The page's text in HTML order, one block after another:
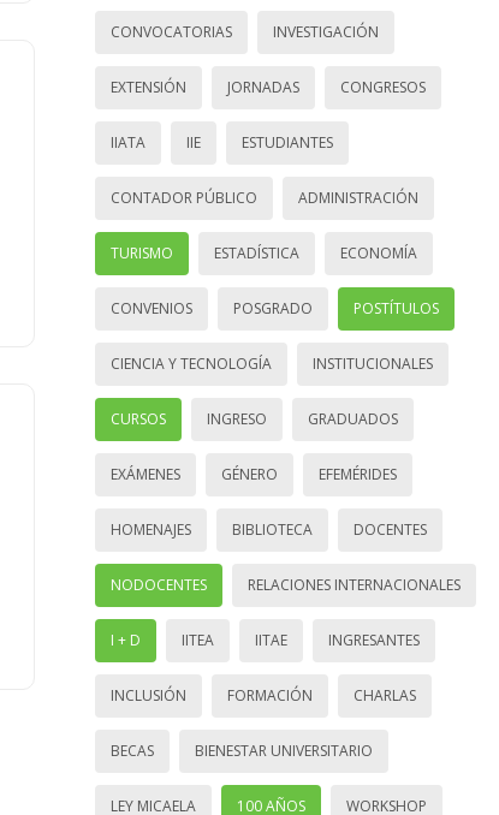
CONVOCATORIAS INVESTIGACIÓN
EXTENSIÓN JORNADAS CONGRESOS
IIATA IIE ESTUDIANTES
CONTADOR PÚBLICO ADMINISTRACIÓN
TURISMO ESTADÍSTICA ECONOMÍA
CONVENIOS POSGRADO POSTÍTULOS
CIENCIA Y TECNOLOGÍA INSTITUCIONALES
CURSOS INGRESO GRADUADOS
EXÁMENES GÉNERO EFEMÉRIDES
HOMENAJES BIBLIOTECA DOCENTES
NODOCENTES RELACIONES INTERNACIONALES
I + D IITEA IITAE INGRESANTES
INCLUSIÓN FORMACIÓN CHARLAS
BECAS BIENESTAR UNIVERSITARIO
LEY MICAELA 100 AÑOS WORKSHOP